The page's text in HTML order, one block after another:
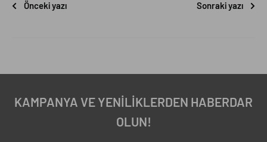
Önceki yazı Sonraki yazı
KAMPANYA VE YENİLİKLERDEN HABERDAR
OLUN!